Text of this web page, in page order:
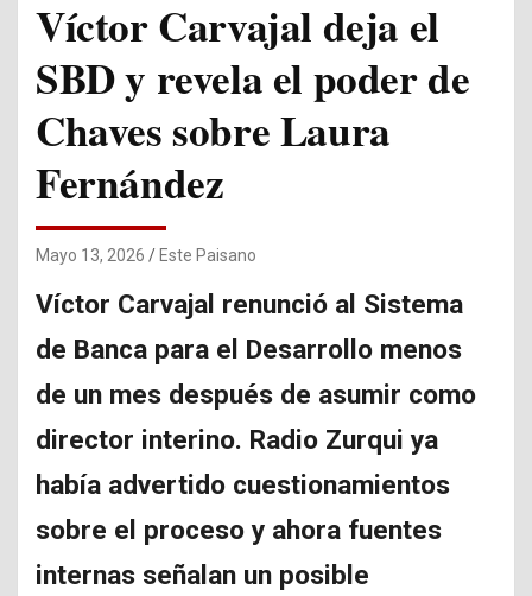
Víctor Carvajal deja el
SBD y revela el poder de
Chaves sobre Laura
Fernández
Mayo 13, 2026 Este Paisano
Víctor Carvajal renunció al Sistema
de Banca para el Desarrollo menos
de un mes después de asumir como
director interino. Radio Zurqui ya
había advertido cuestionamientos
sobre el proceso y ahora fuentes
internas señalan un posible